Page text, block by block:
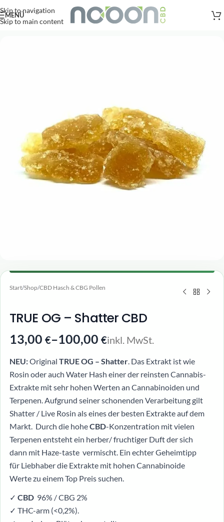
Skip to navigation
Skip to main content
Versandkostenfreie Lieferung nach AT, DE ab
MENÜ
Start/Shop/CBD Hasch & CBG Pollen
TRUE OG – Shatter CBD
13,00 €–100,00 €inkl. MwSt.
NEU:Original TRUE OG – Shatter. Das Extrakt ist wie
Rosin oder auch Water Hash einer der reinsten Cannabis-
Extrakte mit sehr hohen Werten an Cannabinoiden und
Terpenen. Aufgrund seiner schonenden Verarbeitung gilt
Shatter / Live Rosin als eines der besten Extrakte auf dem
Markt. Durch die hoheCBD-Konzentration mit vielen
Terpenen entsteht ein herber/ fruchtiger Duft der sich
dann mit Haze-taste vermischt. Ein echter Geheimtipp
für Liebhaber die Extrakte mit hohen Cannabinoide
Werte zu einem Top Preis suchen.
✓ CBD 96% / CBG 2%
✓ THC-arm (<0,2%).